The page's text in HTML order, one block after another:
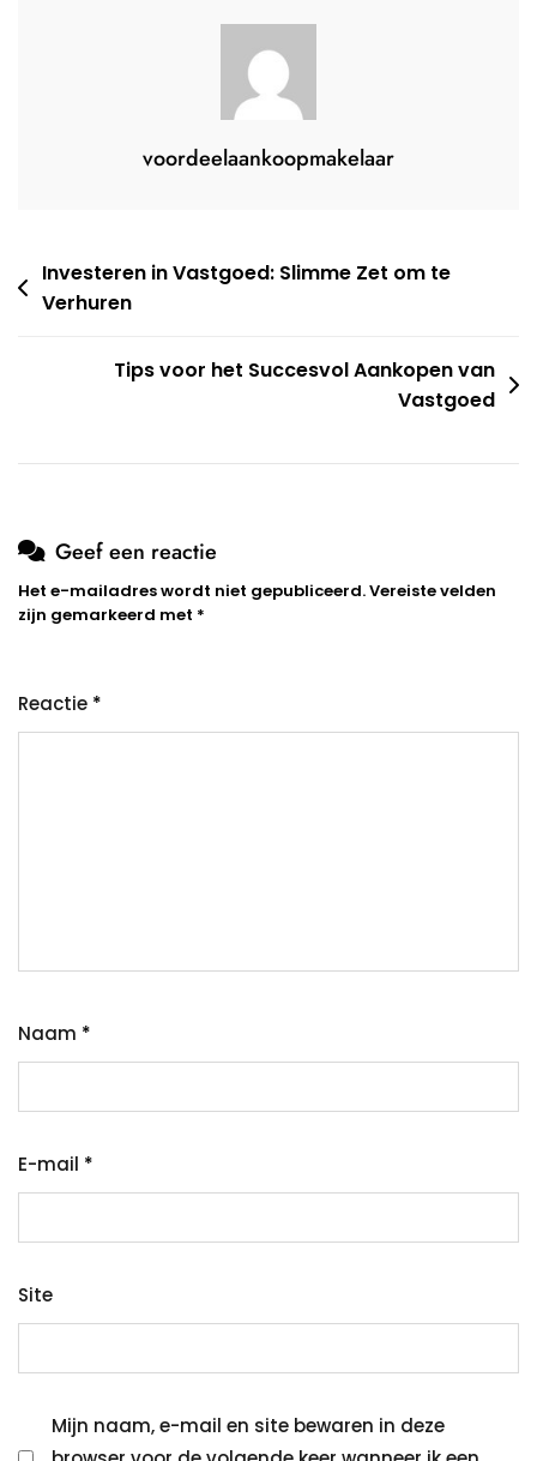
voordeelaankoopmakelaar
Berichtnavigatie
Investeren in Vastgoed: Slimme Zet om te
Verhuren
Tips voor het Succesvol Aankopen van
Vastgoed
Geef een reactie
Het e-mailadres wordt niet gepubliceerd.Vereiste velden
zijn gemarkeerd met *
Reactie *
Naam *
E-mail *
Site
Mijn naam, e-mail en site bewaren in deze